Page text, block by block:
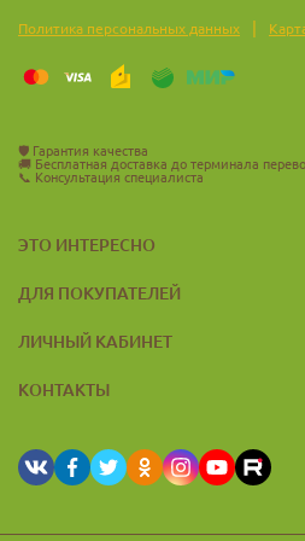
Политика персональных данных |
🛡️ Гарантия качества
🚚 Бесплатная доставка до терминала
📞 Консультация специалиста
ЭТО ИНТЕРЕСНО
ДЛЯ ПОКУПАТЕЛЕЙ
ЛИЧНЫЙ КАБИНЕТ
КОНТАКТЫ